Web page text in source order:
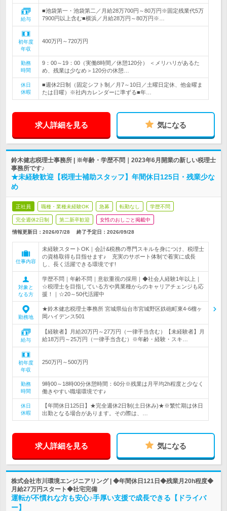
給与
■池袋第一・池袋第二／月給28万700円～80万円※固定残業代5万
7900円以上含む■横浜／月給28万円～80万円※…
初年度
年収
400万円～720万円
勤務
時間
9：00～19：00（実働8時間／休憩120分） ＜メリハリがあるた
め、残業は少なめ＞120分の休憩…
休日
休暇
■週休2日制（固定シフト制／月7～10日／土曜日定休、他金曜ま
たは日曜）※社内カレンダーに準ずる■年…
求人詳細を見る 気になる
鈴木健志税理士事務所 | ※年齢・学歴不問｜2023年6月開業の新しい税理士
事務所です♪
★未経験歓迎【税理士補助スタッフ】年間休日125日・残業少な
め
正社員 職種・業種未経験OK 急募 転勤なし 学歴不問
完全週休2日制 第二新卒歓迎 女性のおしごと掲載中
情報更新日：2026/07/28 終了予定日： 2026/09/28
仕事内容
未経験スタートOK｜会計&税務の専門スキルを身につけ、税理士
の資格取得も目指せます♪ 充実のサポート体制で着実に成長
し、長く活躍できる環境です!
対象と
なる方
学歴不問｜年齢不問｜意欲重視の採用｜◆社会人経験1年以上｜
☆税理士を目指している方や異業種からのキャリアチェンジも応
援！｜☆20～50代活躍中
勤務地
★鈴木健志税理士事務所 宮城県仙台市宮城野区鉄砲町東4-6榴ヶ
岡ハイデンス501
給与
【経験者】月給20万円～27万円（一律手当含む）【未経験者】月
給18万円～25万円（一律手当含む）※年齢・経験・スキ…
初年度
年収
250万円～500万円
勤務
時間
9時00～18時00分休憩時間：60分※残業は月平均2h程度と少なく
働きやすい職場環境です♪
休日
休暇
【年間休日125日】★完全週休2日制(土日休み)★※繁忙期は休日
出勤となる場合があります。その際は、…
求人詳細を見る 気になる
株式会社市川環境エンジニアリング | ◆年間休日121日◆残業月20h程度◆
月給27万円スタート◆社宅完備
運転が不慣れな方も安心♪手厚い支援で成長できる【ドライバ
ー】